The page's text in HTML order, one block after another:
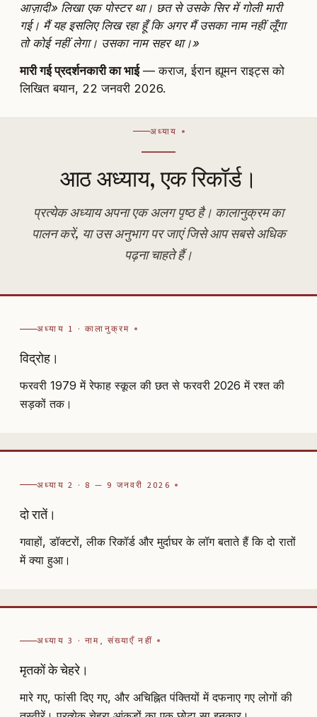
आज़ादी» लिखा एक पोस्टर था। छत से उसके सिर में गोली मारी
गई। मैं यह इसलिए लिख रहा हूँ कि अगर मैं उसका नाम नहीं लूँगा
तो कोई नहीं लेगा। उसका नाम सहर था।»
मारी गई प्रदर्शनकारी का भाई— कराज, ईरान ह्यूमन राइट्स को
लिखित बयान, 22 जनवरी 2026.
अध्याय
आठ अध्याय, एक रिकॉर्ड।
प्रत्येक अध्याय अपना एक अलग पृष्ठ है। कालानुक्रम का
पालन करें, या उस अनुभाग पर जाएं जिसे आप सबसे अधिक
पढ़ना चाहते हैं।
अध्याय 1 · कालानुक्रम
विद्रोह।
फरवरी 1979 में रेफाह स्कूल की छत से फरवरी 2026 में रश्त की
सड़कों तक।
अध्याय 2 · 8 — 9 जनवरी 2026
दो रातें।
गवाहों, डॉक्टरों, लीक रिकॉर्ड और मुर्दाघर के लॉग बताते हैं कि दो रातों
में क्या हुआ।
अध्याय 3 · नाम, संख्याएँ नहीं
मृतकों के चेहरे।
मारे गए, फांसी दिए गए, और अचिह्नित पंक्तियों में दफनाए गए लोगों की